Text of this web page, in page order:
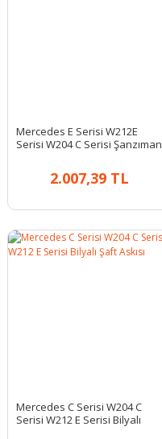
Mercedes E Serisi W212E
Serisi W204 C Serisi Şanzıman
2.007,39 TL
Mercedes C Serisi W204 C
Serisi W212 E Serisi Bilyalı